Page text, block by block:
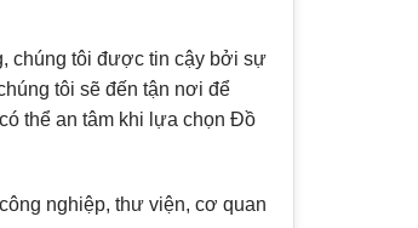
chúng tôi được tin cậy bởi sự
tôi sẽ đến tận nơi để
thể an tâm khi lựa chọn Đồ
nghiệp, thư viện, cơ quan